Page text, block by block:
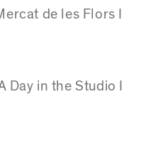
de les Flors I
Day in the Studio I